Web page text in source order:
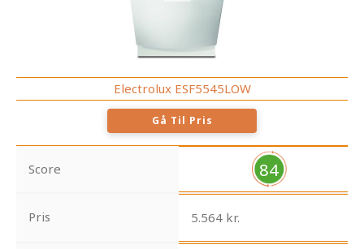
Electrolux ESF5545LOW
Gå Til Pris
Score 84
Pris 5.564 kr.